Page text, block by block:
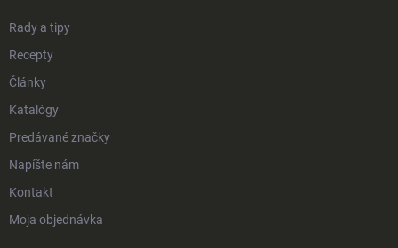
Rady a tipy
Recepty
Články
Katalógy
Predávané značky
Napíšte nám
Kontakt
Moja objednávka